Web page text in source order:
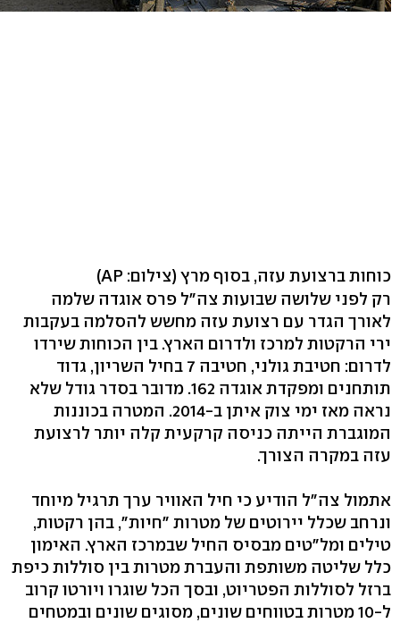
כוחות ברצועת עזה, בסוף מרץ (צילום: AP)
רק לפני שלושה שבועות צה"ל פרס אוגדה שלמה
לאורך הגדר עם רצועת עזה מחשש להסלמה בעקבות
ירי הרקטות למרכז ולדרום הארץ. בין הכוחות שירדו
לדרום: חטיבת גולני, חטיבה 7 בחיל השריון, גדוד
תותחנים ומפקדת אוגדה 162. מדובר בסדר גודל שלא
נראה מאז ימי צוק איתן ב-2014. המטרה בכוננות
המוגברת הייתה כניסה קרקעית קלה יותר לרצועת
עזה במקרה הצורך.
אתמול צה"ל הודיע כי חיל האוויר ערך תרגיל מיוחד
ונרחב שכלל יירוטים של מטרות "חיות", בהן רקטות,
טילים ומל"טים מבסיס החיל שבמרכז הארץ. האימון
כלל שליטה משותפת והעברת מטרות בין סוללות כיפת
ברזל לסוללות הפטריוט, ובסך הכל שוגרו ויורטו קרוב
ל-10 מטרות בטווחים שונים, מסוגים שונים ובמטחים